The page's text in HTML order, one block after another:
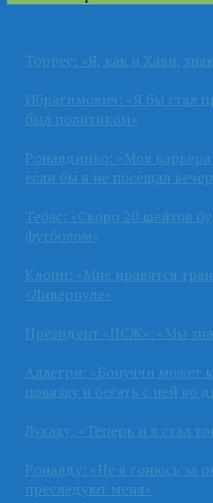
Торрес: «Я, как и Хави,
Ибрагимович: «Я бы стал
был политиком»
Роналдиньо: «Моя
если бы я не посещал
Тебас: «Скоро 20 шейхов
футболом»
Клопп: «Мне нравятся
«Ливерпуле»
Президент «ПСЖ»: «Мы
Аллегри: «Бонуччи может
повязку и бегать с ней во
Лукаку: «Теперь и я стал
Роналду: «Не я гонюсь за
преследуют меня»